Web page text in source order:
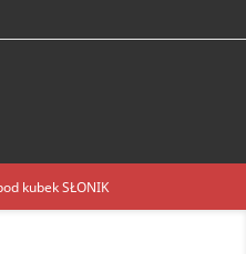
kubek SŁONIK